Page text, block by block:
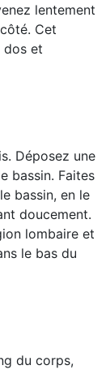
lentement
Cet
dos et
Déposez une
bassin. Faites
bassin, en le
doucement.
lombaire et
le bas du
du corps,